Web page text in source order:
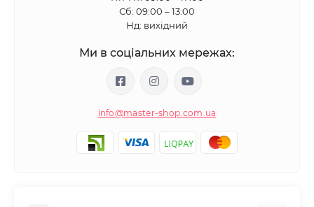
Сб: 09:00 – 13:00
Нд: вихідний
Ми в соціальних мережах:
info@master-shop.com.ua